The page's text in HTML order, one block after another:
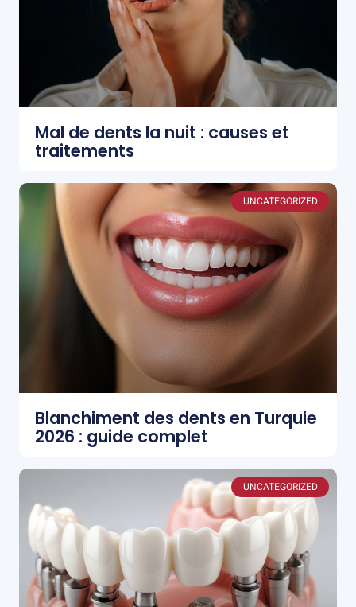
Mal de dents la nuit : causes et
traitements
UNCATEGORIZED
Blanchiment des dents en Turquie
2026 : guide complet
UNCATEGORIZED